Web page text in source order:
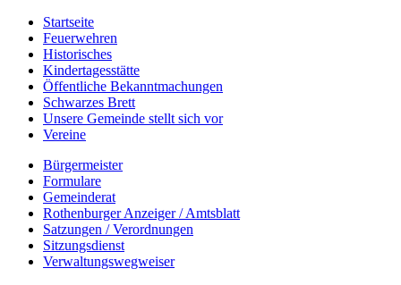
Startseite
Feuerwehren
Historisches
Kindertagesstätte
Öffentliche Bekanntmachungen
Schwarzes Brett
Unsere Gemeinde stellt sich vor
Vereine
Bürgermeister
Formulare
Gemeinderat
Rothenburger Anzeiger / Amtsblatt
Satzungen / Verordnungen
Sitzungsdienst
Verwaltungswegweiser